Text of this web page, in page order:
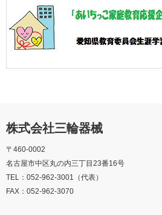
株式会社三輪器械
〒460-0002
名古屋市中区丸の内三丁目23番16号
TEL：052-962-3001（代表）
FAX：052-962-3070